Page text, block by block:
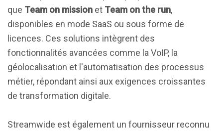
que Team on mission et Team on the run,
disponibles en mode SaaS ou sous forme de
licences. Ces solutions intègrent des
fonctionnalités avancées comme la VoIP, la
géolocalisation et l'automatisation des processus
métier, répondant ainsi aux exigences croissantes
de transformation digitale.
Streamwide est également un fournisseur reconnu